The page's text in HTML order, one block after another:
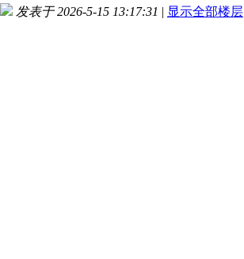
发表于 2026-5-15 13:17:31 | 显示全部楼层